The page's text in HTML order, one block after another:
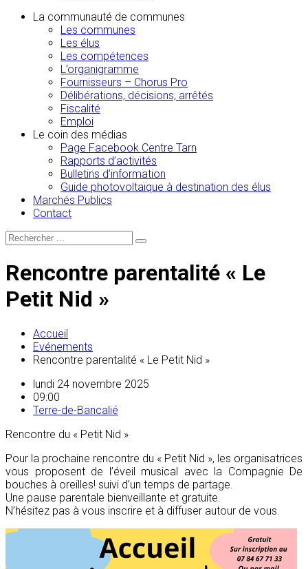
La communauté de communes
Les communes
Les élus
Les compétences
L’organigramme
Fournisseurs – Chorus Pro
Délibérations, décisions, arrêtés
Fiscalité
Emploi
Le coin des médias
Page Facebook Centre Tarn
Rapports d’activités
Bulletins d’information
Guide photovoltaïque à destination des élus
Marchés Publics
Contact
Rencontre parentalité « Le
Petit Nid »
Accueil
Evénements
Rencontre parentalité « Le Petit Nid »
lundi 24 novembre 2025
09:00
Terre-de-Bancalié
Rencontre du « Petit Nid »
Pour la prochaine rencontre du « Petit Nid », les organisatrices
vous proposent de l’éveil musical avec la Compagnie De
bouches à oreilles! suivi d’un temps de partage.
Une pause parentale bienveillante et gratuite.
N’hésitez pas à vous inscrire et à diffuser autour de vous.